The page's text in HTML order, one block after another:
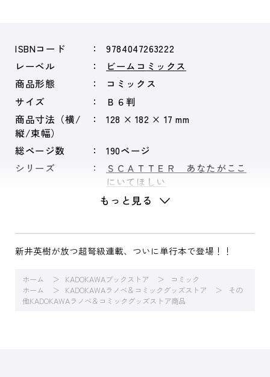
ISBNコード
9784047263222
レーベル
ビームコミックス
商品形態
コミックス
サイズ
Ｂ６判
商品寸法（横/
縦/束幅）
128 × 182 × 17 mm
総ページ数
190ページ
シリーズ
ＳＣＡＴＴＥＲ あなたがここ
にいてほしい
もっと見る
新井英樹が放つ超弩級連載、ついに単行本で登場！！
ホーム KADOKAWAブックストア
コミック
ホーム
KADOKAWAラノベ＆コミックグッズストア
その
他KADOKAWAラノベ＆コミックグッズストア商品